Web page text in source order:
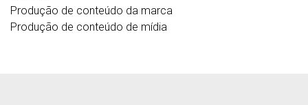
Produção de conteúdo da marca
Produção de conteúdo de mídia